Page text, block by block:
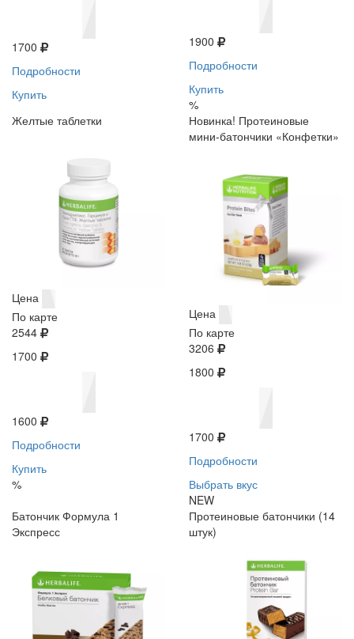
1700
Подробности
Купить
1900
Подробности
Купить
%
Желтые таблетки
Цена
По карте
2544
1700
1600
Подробности
Купить
%
Новинка! Протеиновые
мини-батончики «Конфетки»
Цена
По карте
3206
1800
1700
Подробности
Выбрать вкус
NEW
Батончик Формула 1
Экспресс
Протеиновые батончики (14
штук)